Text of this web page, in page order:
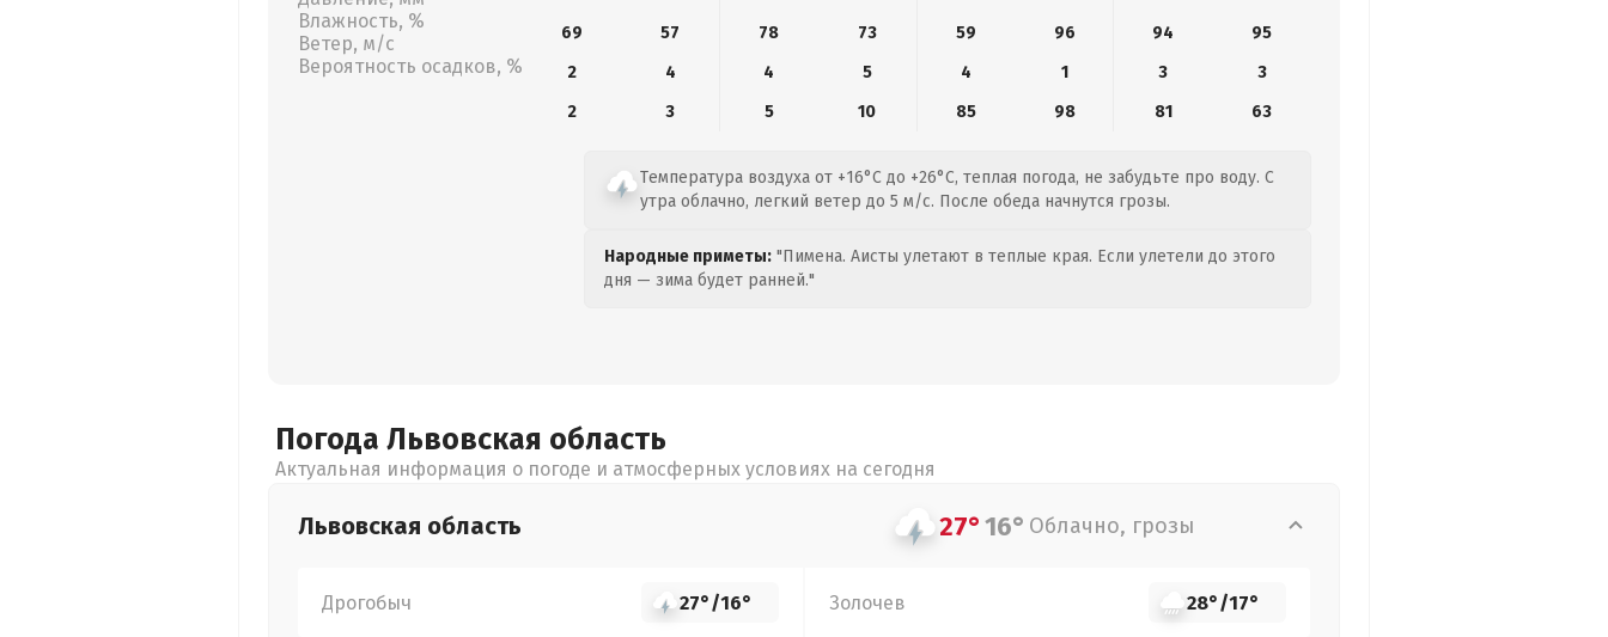
Влажность, %
Ветер, м/с
Вероятность осадков, %
69
57 78 73 59 96 94
95
2
4 4 5 4 1 3
3
2
3 5 10 85 98 81 63
Температура воздуха от +16°C до +26°C, теплая погода, не забудьте про воду. С
утра облачно, легкий ветер до 5 м/с. После обеда начнутся грозы.
Народные приметы: "Пимена. Аисты улетают в теплые края. Если улетели до этого
дня — зима будет ранней."
Погода Львовская область
Актуальная информация о погоде и атмосферных условиях на сегодня
Львовская область 27°16° Облачно, грозы
Дрогобыч 27°/16° Золочев 28°/17°